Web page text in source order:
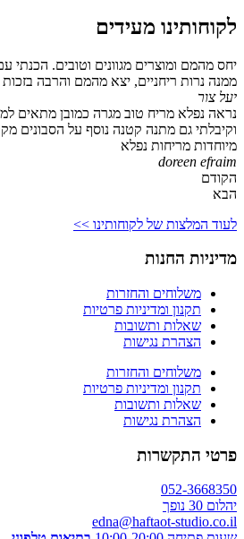
לקוחותינו מעידים
יחס מהמם ומוצרים מגוונים וטובים.
ממנה נרות ריחניים, יצא מהמם והרבה
יעל צור
נראה נפלא מריח טוב מגרה כמובן מתאים
וקיבלתי גם מתנה קטנה נוסף על הסבונים
מיוחדות מריחות נפלא
doreen efraim
הקודם
הבא
לעוד המלצות של לקוחותינו >>
מדיניות החנות
משלוחים והחזרות
תקנון ומדיניות פרטיות
שאלות ותשובות
הצהרת נגישות
משלוחים והחזרות
תקנון ומדיניות פרטיות
שאלות ותשובות
הצהרת נגישות
פרטי התקשרות
052-3668350
יהלום 30 נופך
edna@haftaot-studio.co.il